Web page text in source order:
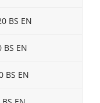
BS EN
BS EN
BS EN